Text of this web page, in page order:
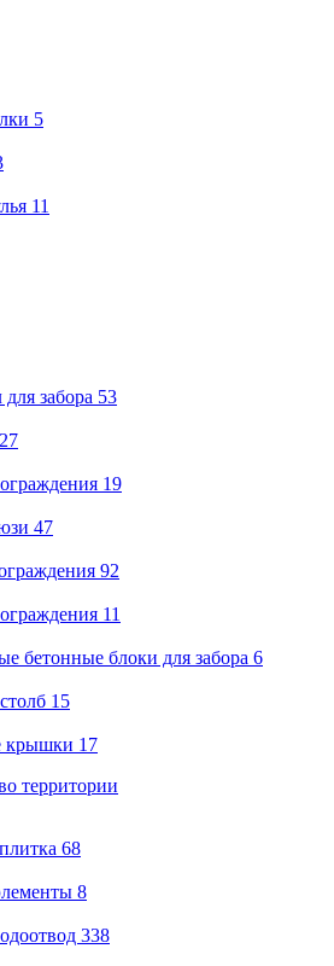
5
11
забора 53
27
19
47
92
11
бетонные блоки для забора 6
15
крышки 17
территории
68
8
338